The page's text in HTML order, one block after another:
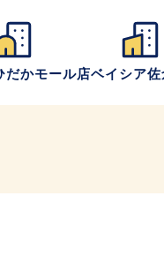
だかモール店ベイシア佐